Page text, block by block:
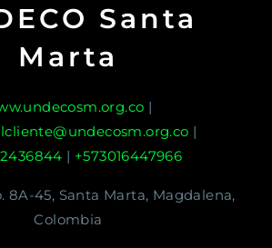
Santa
Marta
|
|
| +573016447966
8A-45, Santa Marta, Magdalena,
Colombia